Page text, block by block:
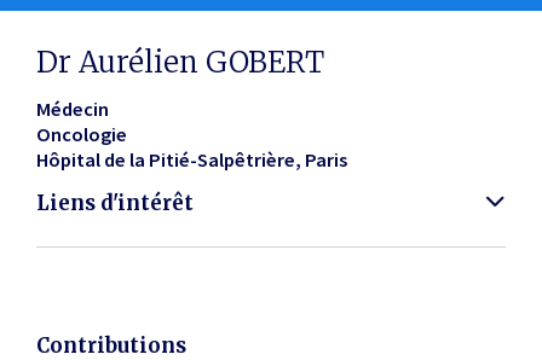
Dr Aurélien GOBERT
Médecin
Oncologie
Hôpital de la Pitié-Salpêtrière Paris
Liens d'intérêt
Contributions